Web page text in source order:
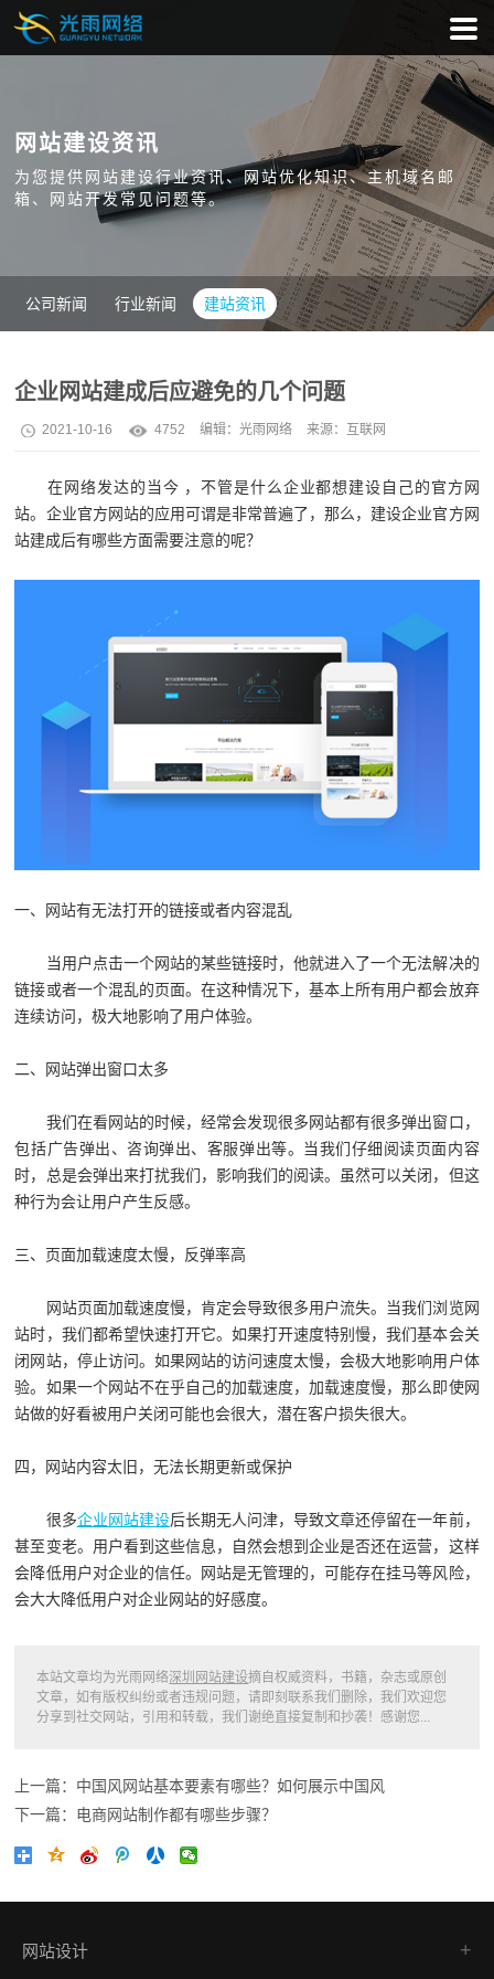
网站建设资讯
为您提供网站建设行业资讯、网站优化知识、主机域名邮
箱、网站开发常见问题等。
公司新闻 行业新闻 建站资讯
企业网站建成后应避免的几个问题
2021-10-16 4752 编辑：光雨网络 来源：互联网
在网络发达的当今 ，不管是什么企业都想建设自己的官方网
站。企业官方网站的应用可谓是非常普遍了，那么，建设企业官方网
站建成后有哪些方面需要注意的呢？
一、网站有无法打开的链接或者内容混乱
当用户点击一个网站的某些链接时，他就进入了一个无法解决的
链接或者一个混乱的页面。在这种情况下，基本上所有用户都会放弃
连续访问，极大地影响了用户体验。
二、网站弹出窗口太多
我们在看网站的时候，经常会发现很多网站都有很多弹出窗口，
包括广告弹出、咨询弹出、客服弹出等。当我们仔细阅读页面内容
时，总是会弹出来打扰我们，影响我们的阅读。虽然可以关闭，但这
种行为会让用户产生反感。
三、页面加载速度太慢，反弹率高
网站页面加载速度慢，肯定会导致很多用户流失。当我们浏览网
站时，我们都希望快速打开它。如果打开速度特别慢，我们基本会关
闭网站，停止访问。如果网站的访问速度太慢，会极大地影响用户体
验。如果一个网站不在乎自己的加载速度，加载速度慢，那么即使网
站做的好看被用户关闭可能也会很大，潜在客户损失很大。
四，网站内容太旧，无法长期更新或保护
很多企业网站建设后长期无人问津，导致文章还停留在一年前，
甚至变老。用户看到这些信息，自然会想到企业是否还在运营，这样
会降低用户对企业的信任。网站是无管理的，可能存在挂马等风险，
会大大降低用户对企业网站的好感度。
本站文章均为光雨网络深圳网站建设摘自权威资料，书籍，杂志或原创
文章，如有版权纠纷或者违规问题，请即刻联系我们删除，我们欢迎您
分享到社交网站，引用和转载，我们谢绝直接复制和抄袭！感谢您...
上一篇：中国风网站基本要素有哪些？如何展示中国风
下一篇：电商网站制作都有哪些步骤？
网站设计